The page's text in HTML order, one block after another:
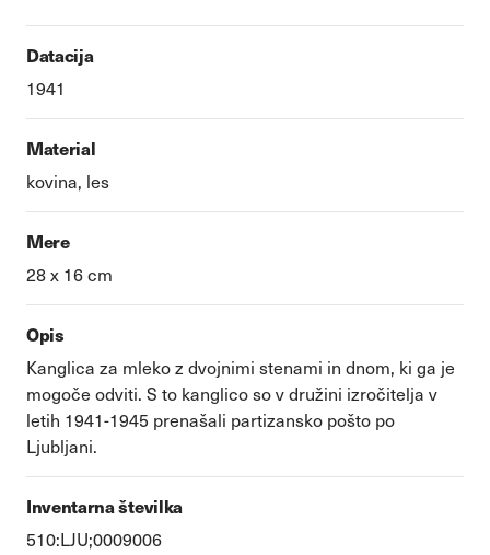
Datacija
1941
Material
kovina, les
Mere
28 x 16 cm
Opis
Kanglica za mleko z dvojnimi stenami in dnom, ki ga je
mogoče odviti. S to kanglico so v družini izročitelja v
letih 1941-1945 prenašali partizansko pošto po
Ljubljani.
Inventarna številka
510:LJU;0009006